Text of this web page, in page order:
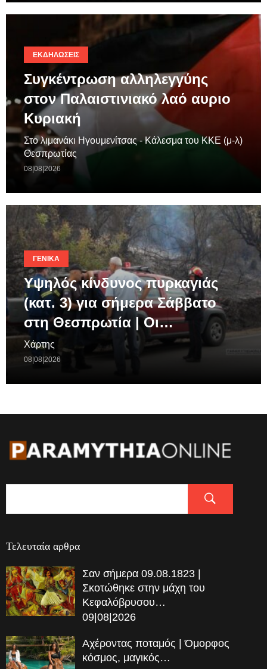
ΕΚΔΗΛΏΣΕΙΣ
Συγκέντρωση αλληλεγγύης
στον Παλαιστινιακό λαό αυριο
Κυριακή
Στο λιμανάκι Ηγουμενίτσας - Κάλεσμα του ΚΚΕ (μ-λ)
Θεσπρωτίας
08|08|2026
ΓΕΝΙΚΆ
Υψηλός κίνδυνος πυρκαγιάς
(κατ. 3) για σήμερα Σάββατο
στη Θεσπρωτία | Οι…
Χάρτης
08|08|2026
Τελευταία αρθρα
Σαν σήμερα 09.08.1823 |
Σκοτώθηκε στην μάχη του
Κεφαλόβρυσου…
09|08|2026
Αχέροντας ποταμός | Όμορφος
κόσμος, μαγικός…